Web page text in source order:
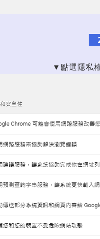
▼點選隱私